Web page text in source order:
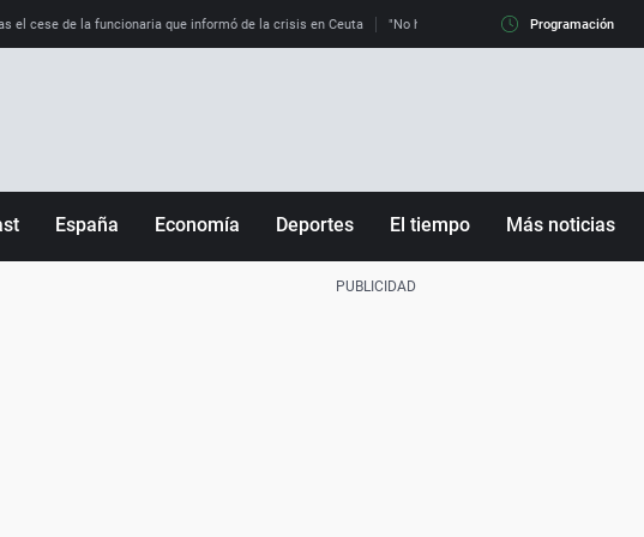
el cese de la funcionaria que informó de la crisis en Ceuta "No hay mafias, que no nos engañen":
Programación
España Economía Deportes El tiempo Más noticias